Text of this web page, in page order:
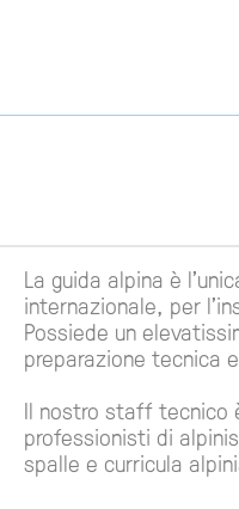
La guida alpina è
internazionale, per
Possiede un
preparazione tecnica
Il nostro staff tecnico
professionisti di
spalle e curricula